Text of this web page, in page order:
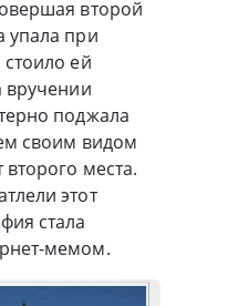
второй
упала при
ей
вручении
поджала
своим видом
места.
этот
стала
мемом.